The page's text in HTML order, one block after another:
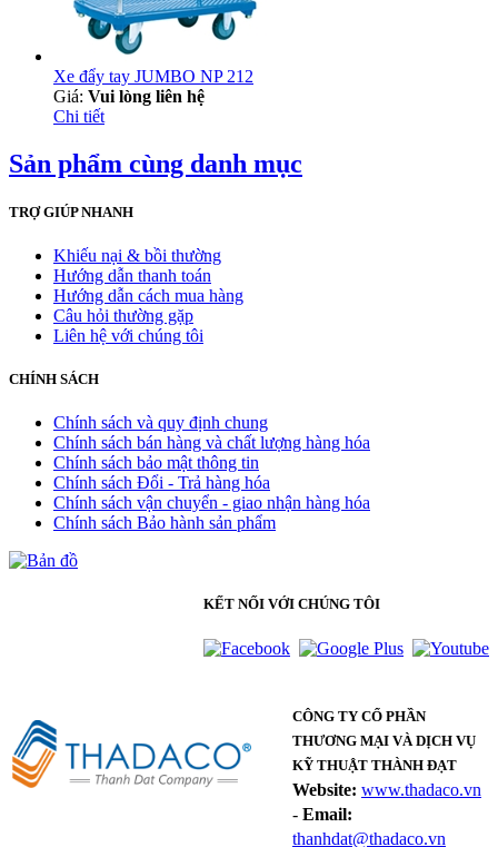
Xe đẩy tay JUMBO NP 212
Giá: Vui lòng liên hệ
Chi tiết
Sản phẩm cùng danh mục
TRỢ GIÚP NHANH
Khiếu nại & bồi thường
Hướng dẫn thanh toán
Hướng dẫn cách mua hàng
Câu hỏi thường gặp
Liên hệ với chúng tôi
CHÍNH SÁCH
Chính sách và quy định chung
Chính sách bán hàng và chất lượng hàng hóa
Chính sách bảo mật thông tin
Chính sách Đổi - Trả hàng hóa
Chính sách vận chuyển - giao nhận hàng hóa
Chính sách Bảo hành sản phẩm
KẾT NỐI VỚI CHÚNG TÔI
CÔNG TY CỔ PHẦN
THƯƠNG MẠI VÀ DỊCH VỤ
KỸ THUẬT THÀNH ĐẠT
Website: www.thadaco.vn
- Email:
thanhdat@thadaco.vn